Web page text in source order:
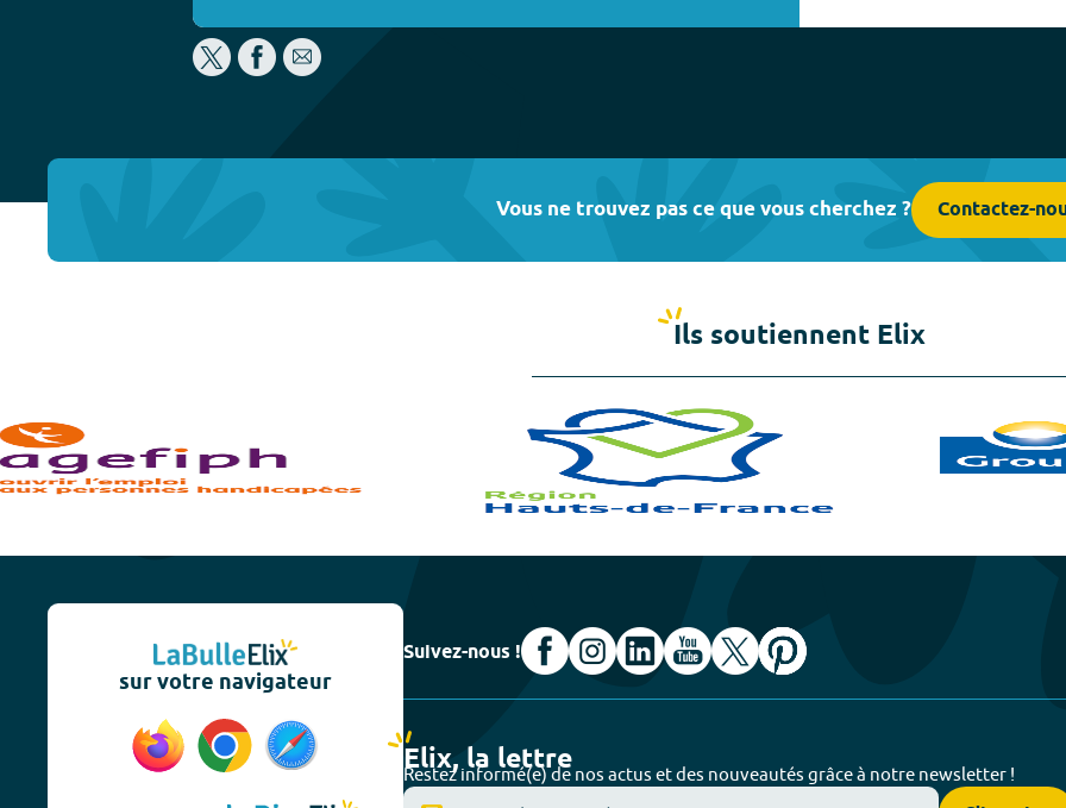
Vous ne trouvez pas ce que vous cherchez ? Contactez-
Ils soutiennent Elix
sur votre navigateur
Suivez-nous !
Elix, la lettre
Restez informé(e) de nos actus et des nouveautés grâce à notre newsletter !